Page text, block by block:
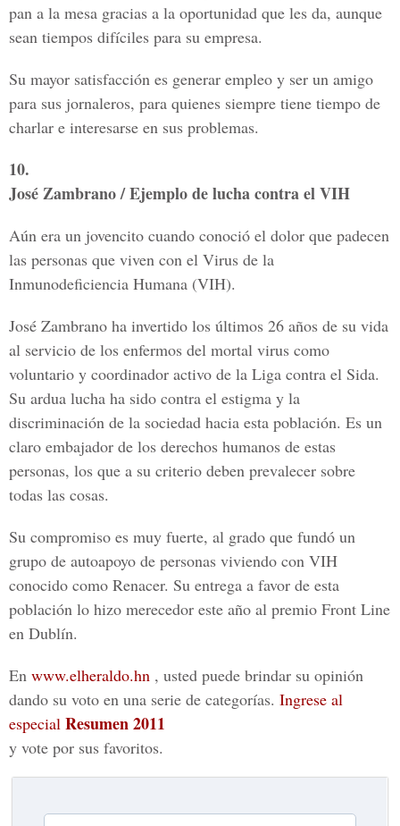
pan a la mesa gracias a la oportunidad que les da, aunque
sean tiempos difíciles para su empresa.
Su mayor satisfacción es generar empleo y ser un amigo
para sus jornaleros, para quienes siempre tiene tiempo de
charlar e interesarse en sus problemas.
10.
José Zambrano / Ejemplo de lucha contra el VIH
Aún era un jovencito cuando conoció el dolor que padecen
las personas que viven con el Virus de la
Inmunodeficiencia Humana (VIH).
José Zambrano ha invertido los últimos 26 años de su vida
al servicio de los enfermos del mortal virus como
voluntario y coordinador activo de la Liga contra el Sida.
Su ardua lucha ha sido contra el estigma y la
discriminación de la sociedad hacia esta población. Es un
claro embajador de los derechos humanos de estas
personas, los que a su criterio deben prevalecer sobre
todas las cosas.
Su compromiso es muy fuerte, al grado que fundó un
grupo de autoapoyo de personas viviendo con VIH
conocido como Renacer. Su entrega a favor de esta
población lo hizo merecedor este año al premio Front Line
en Dublín.
En www.elheraldo.hn , usted puede brindar su opinión
dando su voto en una serie de categorías. Ingrese al
especial Resumen 2011
y vote por sus favoritos.